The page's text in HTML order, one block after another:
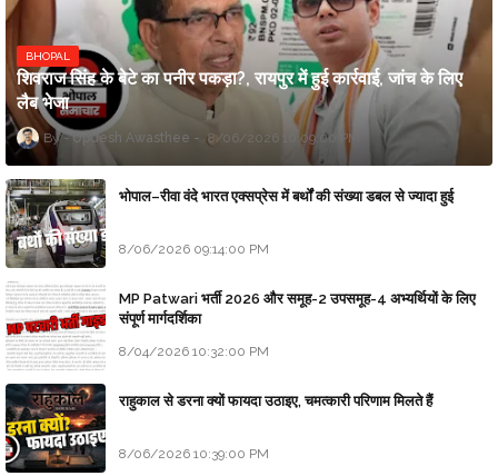
BHOPAL
शिवराज सिंह के बेटे का पनीर पकड़ा?, रायपुर में हुई कार्रवाई, जांच के लिए
लैब भेजा
Updesh Awasthee 8/06/2026 10:09:00 PM
भोपाल–रीवा वंदे भारत एक्सप्रेस में बर्थों की संख्या डबल से ज्यादा हुई
8/06/2026 09:14:00 PM
MP Patwari भर्ती 2026 और समूह-2 उपसमूह-4 अभ्यर्थियों के लिए
संपूर्ण मार्गदर्शिका
8/04/2026 10:32:00 PM
राहुकाल से डरना क्यों फायदा उठाइए, चमत्कारी परिणाम मिलते हैं
8/06/2026 10:39:00 PM